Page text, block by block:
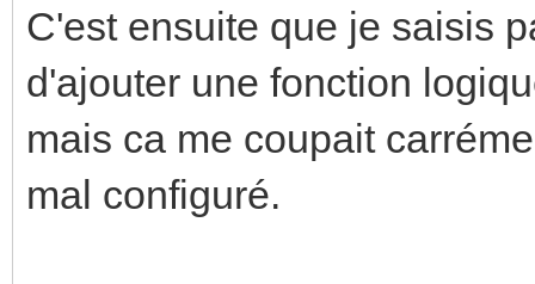
C'est ensuite que je saisis
d'ajouter une fonction
mais ca me coupait
mal configuré.